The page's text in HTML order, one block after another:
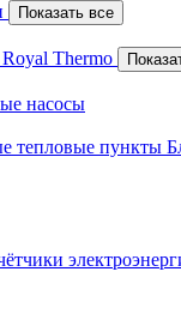
Показать все
Thermo
насосы
тепловые пункты